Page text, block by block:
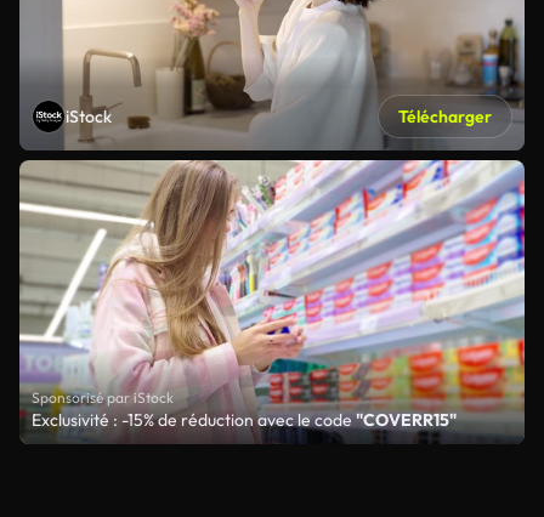
iStock Télécharger
Sponsorisé par iStock
Exclusivité : -15% de réduction avec le code"COVERR15"